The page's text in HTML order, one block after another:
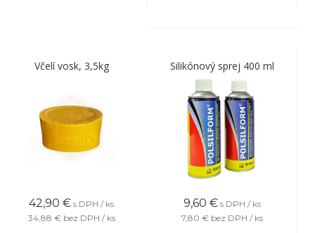
Včelí vosk, 3,5kg
42,90 € s DPH / ks
34,88 € bez DPH / ks
Silikónový sprej 400 ml
9,60 € s DPH / ks
7,80 € bez DPH / ks